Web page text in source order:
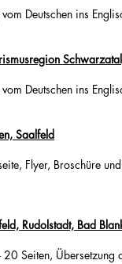
Deutschen ins
Deutschen ins
Saalfeld
Flyer, Broschüre
Rudolstadt, Bad
Seiten, Übersetzung